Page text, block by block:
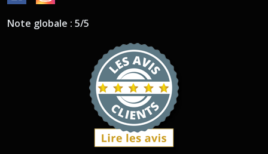
Note globale : 5/5